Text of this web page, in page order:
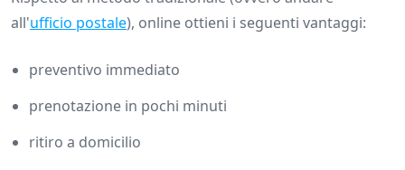
all'ufficio postale), online ottieni i seguenti vantaggi:
preventivo immediato
prenotazione in pochi minuti
ritiro a domicilio